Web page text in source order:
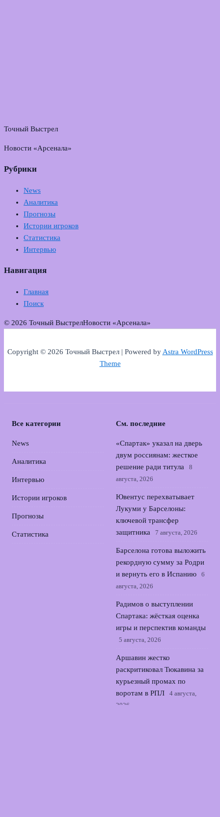
Точный Выстрел
Новости «Арсенала»
Рубрики
News
Аналитика
Прогнозы
Истории игроков
Статистика
Интервью
Навигация
Главная
Поиск
© 2026 Точный ВыстрелНовости «Арсенала»
Copyright © 2026 Точный Выстрел | Powered byAstra WordPress
Theme
Все категории
News
Аналитика
Интервью
Истории игроков
Прогнозы
Статистика
См. последние
«Спартак» указал на дверь
двум россиянам: жесткое
решение ради титула
8
августа, 2026
Ювентус перехватывает
Лукуми у Барселоны:
ключевой трансфер
защитника
7 августа, 2026
Барселона готова выложить
рекордную сумму за Родри
и вернуть его в Испанию
6
августа, 2026
Радимов о выступлении
Спартака: жёсткая оценка
игры и перспектив команды
5 августа, 2026
Аршавин жестко
раскритиковал Тюкавина за
курьезный промах по
воротам в РПЛ
4 августа,
2026